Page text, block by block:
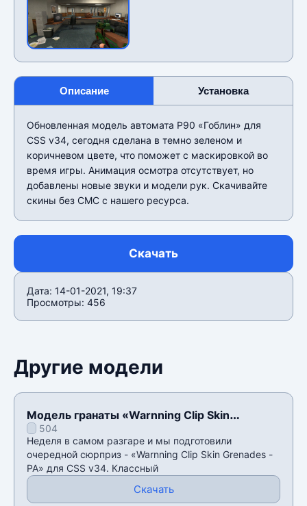
Описание Установка
Обновленная модель автомата P90 «Гоблин» для
CSS v34, сегодня сделана в темно зеленом и
коричневом цвете, что поможет с маскировкой во
время игры. Анимация осмотра отсутствует, но
добавлены новые звуки и модели рук. Скачивайте
скины без СМС с нашего ресурса.
Скачать
Дата: 14-01-2021, 19:37
Просмотры: 456
Другие модели
Модель гранаты «Warnning Clip Skin
Grenades - PA» для CSS v34
504
Неделя в самом разгаре и мы подготовили
очередной сюрприз - «Warnning Clip Skin Grenades -
PA» для CSS v34. Классный
Скачать